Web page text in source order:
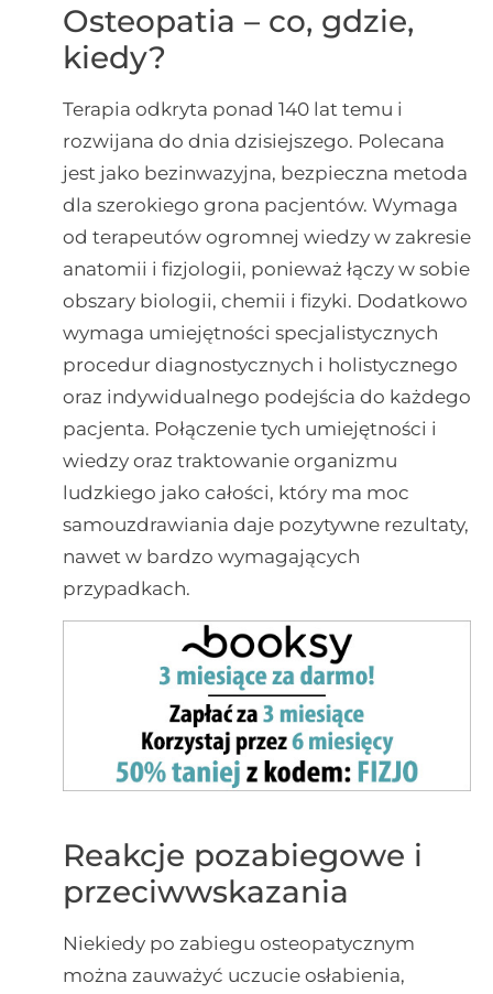
Osteopatia – co, gdzie,
kiedy?
Terapia odkryta ponad 140 lat temu i
rozwijana do dnia dzisiejszego. Polecana
jest jako bezinwazyjna, bezpieczna metoda
dla szerokiego grona pacjentów. Wymaga
od terapeutów ogromnej wiedzy w zakresie
anatomii i fizjologii, ponieważ łączy w sobie
obszary biologii, chemii i fizyki. Dodatkowo
wymaga umiejętności specjalistycznych
procedur diagnostycznych i holistycznego
oraz indywidualnego podejścia do każdego
pacjenta. Połączenie tych umiejętności i
wiedzy oraz traktowanie organizmu
ludzkiego jako całości, który ma moc
samouzdrawiania daje pozytywne rezultaty,
nawet w bardzo wymagających
przypadkach.
Reakcje pozabiegowe i
przeciwwskazania
Niekiedy po zabiegu osteopatycznym
można zauważyć uczucie osłabienia,